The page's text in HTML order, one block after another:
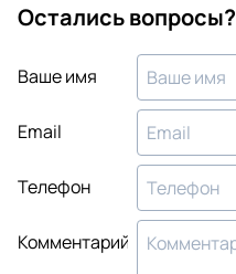
Остались вопросы?
Ваше имя
Email
Телефон
Комментарий